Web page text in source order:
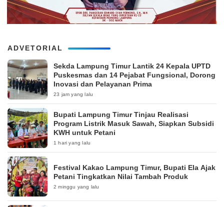
ADVETORIAL
‎Sekda Lampung Timur Lantik 24 Kepala UPTD
Puskesmas dan 14 Pejabat Fungsional, Dorong
Inovasi dan Pelayanan Prima
23 jam yang lalu
Bupati Lampung Timur Tinjau Realisasi
Program Listrik Masuk Sawah, Siapkan Subsidi
KWH untuk Petani
1 hari yang lalu
‎Festival Kakao Lampung Timur, Bupati Ela Ajak
Petani Tingkatkan Nilai Tambah Produk
2 minggu yang lalu